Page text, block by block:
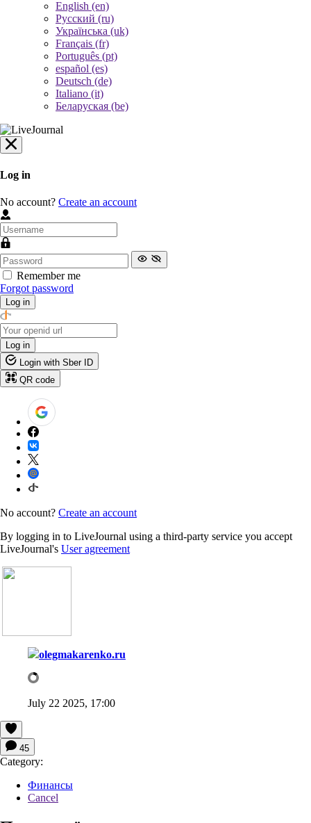
English (en)
Русский (ru)
Українська (uk)
Français (fr)
Português (pt)
español (es)
Deutsch (de)
Italiano (it)
Беларуская (be)
Log in
No account? Create an account
Remember me
Forgot password
Log in
Log in
Login with Sber ID
QR code
No account? Create an account
By logging in to LiveJournal using a third-party service you accept
LiveJournal's User agreement
olegmakarenko.ru
July 22 2025, 17:00
45
Category:
Финансы
Cancel